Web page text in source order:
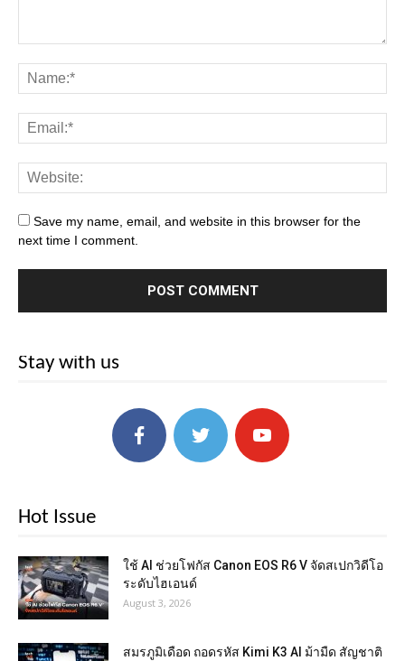
Save my name, email, and website in this browser for the
next time I comment.
Stay with us
Hot Issue
ใช้ AI ช่วยโฟกัส Canon EOS R6 V จัดสเปกวิดีโอ
ระดับไฮเอนด์
August 3, 2026
สมรภูมิเดือด ถอดรหัส Kimi K3 AI ม้ามืด สัญชาติ